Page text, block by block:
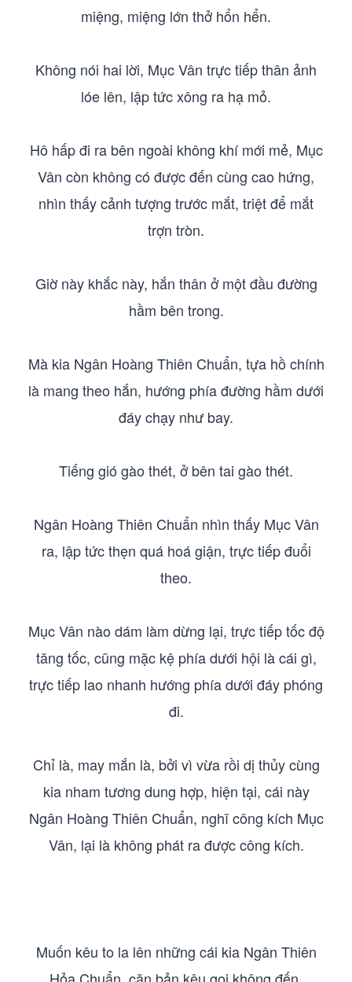
miệng, miệng lớn thở hổn hển.
Không nói hai lời, Mục Vân trực tiếp thân ảnh
lóe lên, lập tức xông ra hạ mỏ.
Hô hấp đi ra bên ngoài không khí mới mẻ, Mục
Vân còn không có được đến cùng cao hứng,
nhìn thấy cảnh tượng trước mắt, triệt để mắt
trợn tròn.
Giờ này khắc này, hắn thân ở một đầu đường
hầm bên trong.
Mà kia Ngân Hoàng Thiên Chuẩn, tựa hồ chính
là mang theo hắn, hướng phía đường hầm dưới
đáy chạy như bay.
Tiếng gió gào thét, ở bên tai gào thét.
Ngân Hoàng Thiên Chuẩn nhìn thấy Mục Vân
ra, lập tức thẹn quá hoá giận, trực tiếp đuổi
theo.
Mục Vân nào dám làm dừng lại, trực tiếp tốc độ
tăng tốc, cũng mặc kệ phía dưới hội là cái gì,
trực tiếp lao nhanh hướng phía dưới đáy phóng
đi.
Chỉ là, may mắn là, bởi vì vừa rồi dị thủy cùng
kia nham tương dung hợp, hiện tại, cái này
Ngân Hoàng Thiên Chuẩn, nghĩ công kích Mục
Vân, lại là không phát ra được công kích.
Muốn kêu to la lên những cái kia Ngân Thiên